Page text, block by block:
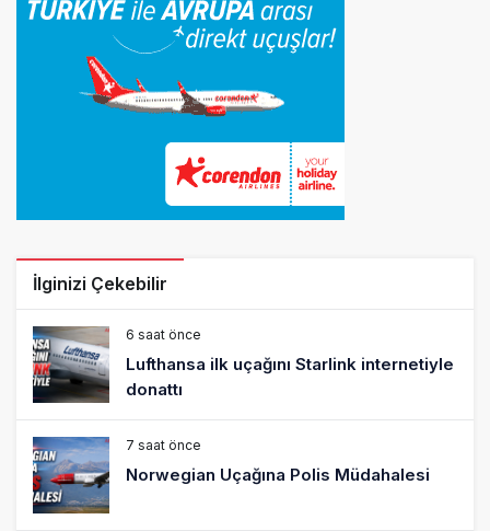
İlginizi Çekebilir
6 saat önce
Lufthansa ilk uçağını Starlink internetiyle
donattı
7 saat önce
Norwegian Uçağına Polis Müdahalesi